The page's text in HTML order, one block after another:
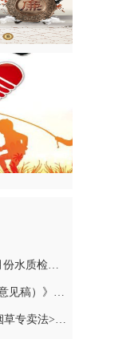
衡南县自来水有限公司2026年8月份水质检测报告
《湖南省供销合作社条例（征求意见稿）》公开征集意见
《湖南省实施<中华人民共和国烟草专卖法>若干规定（征求意见稿）》公开征集意见